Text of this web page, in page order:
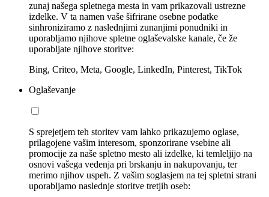
zunaj našega spletnega mesta in vam prikazovali ustrezne
izdelke. V ta namen vaše šifrirane osebne podatke
sinhroniziramo z naslednjimi zunanjimi ponudniki in
uporabljamo njihove spletne oglaševalske kanale, če že
uporabljate njihove storitve:
Bing, Criteo, Meta, Google, LinkedIn, Pinterest, TikTok
Oglaševanje
S sprejetjem teh storitev vam lahko prikazujemo oglase,
prilagojene vašim interesom, sponzorirane vsebine ali
promocije za naše spletno mesto ali izdelke, ki temleljijo na
osnovi vašega vedenja pri brskanju in nakupovanju, ter
merimo njihov uspeh. Z vašim soglasjem na tej spletni strani
uporabljamo naslednje storitve tretjih oseb: